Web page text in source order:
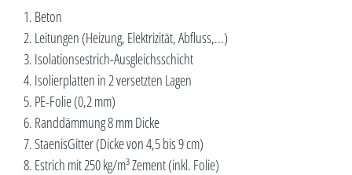
Beton
Leitungen (Heizung, Elektrizität, Abfluss,...)
Isolationsestrich-Ausgleichsschicht
Isolierplatten in 2 versetzten Lagen
PE-Folie (0,2 mm)
Randdämmung 8 mm Dicke
StaenisGitter (Dicke von 4,5 bis 9 cm)
Estrich mit 250 kg/m³ Zement (inkl. Folie)